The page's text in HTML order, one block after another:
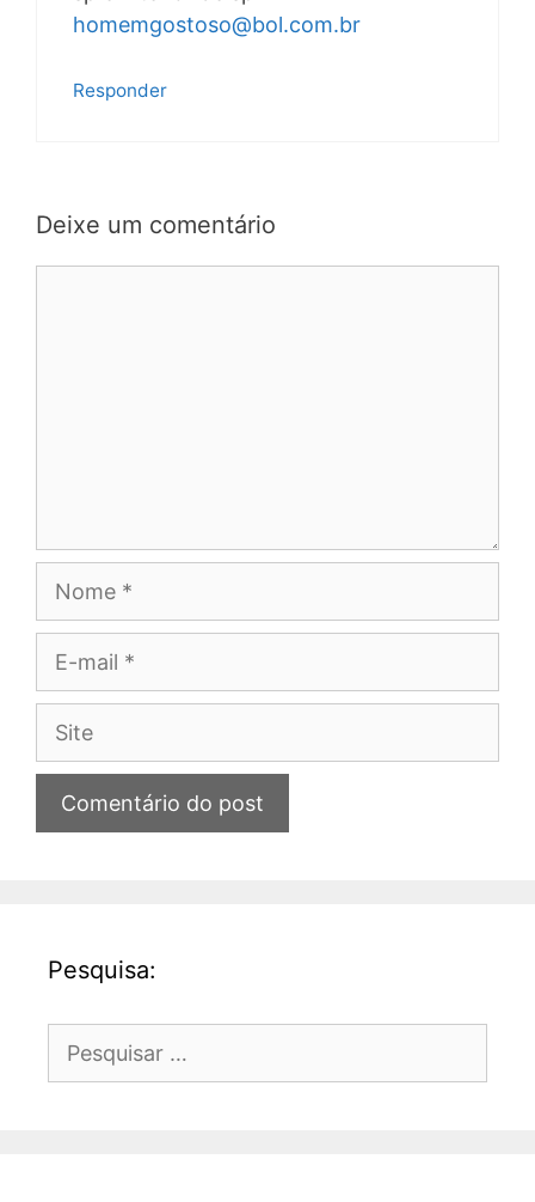
homemgostoso@bol.com.br
Responder
Deixe um comentário
Site
Pesquisa:
por: